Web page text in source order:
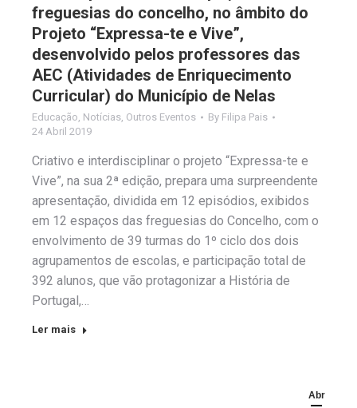
freguesias do concelho, no âmbito do
Projeto “Expressa-te e Vive”,
desenvolvido pelos professores das
AEC (Atividades de Enriquecimento
Curricular) do Município de Nelas
Educação, Notícias, Outros Eventos By Filipa Pais
24 Abril 2019
Criativo e interdisciplinar o projeto “Expressa-te e
Vive”, na sua 2ª edição, prepara uma surpreendente
apresentação, dividida em 12 episódios, exibidos
em 12 espaços das freguesias do Concelho, com o
envolvimento de 39 turmas do 1º ciclo dos dois
agrupamentos de escolas, e participação total de
392 alunos, que vão protagonizar a História de
Portugal,…
Ler mais
Abr